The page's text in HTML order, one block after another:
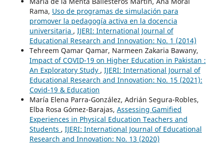
Rama, Uso de programas de simulación para
promover la pedagogía activa en la docencia
universitaria , IJERI: International Journal of
Educational Research and Innovation: No. 1 (2014)
Tehreem Qamar Qamar, Narmeen Zakaria Bawany,
Impact of COVID-19 on Higher Education in Pakistan :
An Exploratory Study , IJERI: International Journal of
Educational Research and Innovation: No. 15 (2021):
Covid-19 & Education
María Elena Parra-González, Adrián Segura-Robles,
Elba Rosa Gómez-Barajas, Assessing Gamified
Experiences in Physical Education Teachers and
Students , IJERI: International Journal of Educational
Research and Innovation: No. 13 (2020)